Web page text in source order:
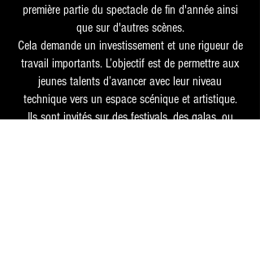
première partie du spectacle de fin d'année ainsi
que sur d'autres scènes.
Cela demande un investissement et une rigueur de
travail importants. L’objectif est de permettre aux
jeunes talents d’avancer avec leur niveau
technique vers un espace scénique et artistique.
Ils sont invités sur des festivals, des galas, ou